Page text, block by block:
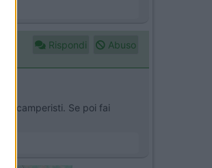
Rispondi Abuso
camperisti. Se poi fai